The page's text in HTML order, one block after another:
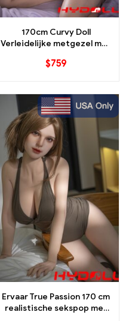
170cm Curvy Doll
Verleidelijke metgezel met
aantrekkingskracht
$759
Ervaar True Passion 170 cm
realistische sekspop met